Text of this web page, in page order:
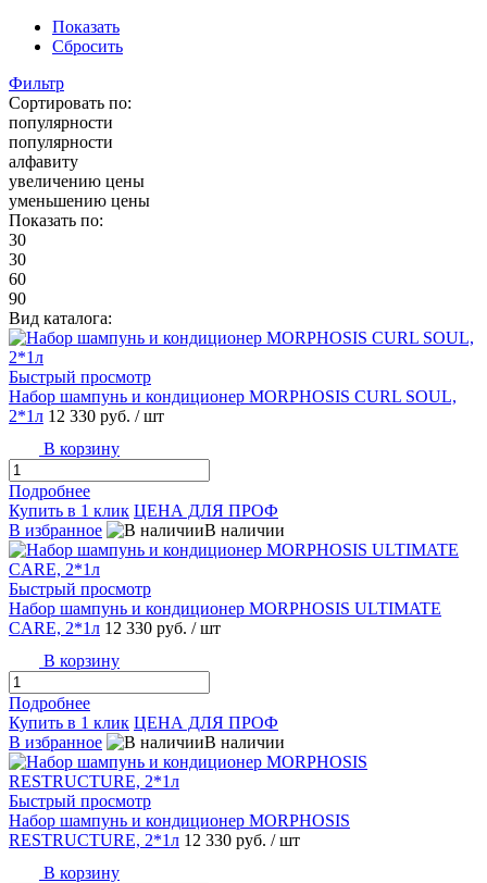
Показать
Сбросить
Фильтр
Сортировать по:
популярности
популярности
алфавиту
увеличению цены
уменьшению цены
Показать по:
30
30
60
90
Вид каталога:
Быстрый просмотр
Набор шампунь и кондиционер MORPHOSIS CURL SOUL,
2*1л 12 330 руб. / шт
В корзину
Подробнее
Купить в 1 клик ЦЕНА ДЛЯ ПРОФ
В избранное
В наличии
Быстрый просмотр
Набор шампунь и кондиционер MORPHOSIS ULTIMATE
CARE, 2*1л 12 330 руб. / шт
В корзину
Подробнее
Купить в 1 клик ЦЕНА ДЛЯ ПРОФ
В избранное
В наличии
Быстрый просмотр
Набор шампунь и кондиционер MORPHOSIS
RESTRUCTURE, 2*1л 12 330 руб. / шт
В корзину